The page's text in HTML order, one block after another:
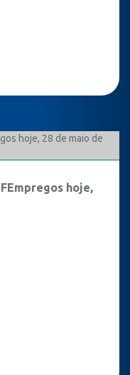
hoje,